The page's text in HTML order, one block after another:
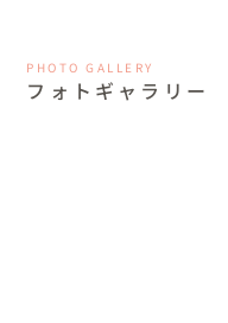
PHOTO GALLERY
フォトギャラリー